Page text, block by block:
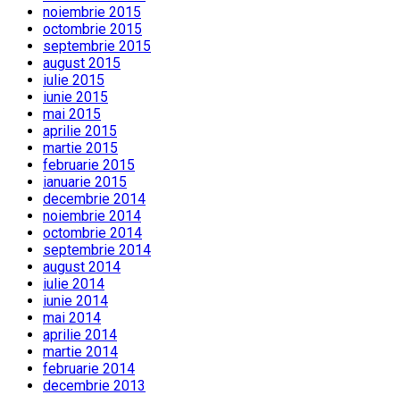
noiembrie 2015
octombrie 2015
septembrie 2015
august 2015
iulie 2015
iunie 2015
mai 2015
aprilie 2015
martie 2015
februarie 2015
ianuarie 2015
decembrie 2014
noiembrie 2014
octombrie 2014
septembrie 2014
august 2014
iulie 2014
iunie 2014
mai 2014
aprilie 2014
martie 2014
februarie 2014
decembrie 2013